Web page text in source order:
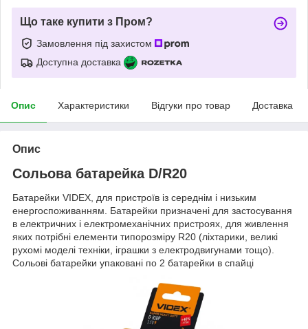
Що таке купити з Пром?
Замовлення під захистом
Доступна доставка
Опис Характеристики Відгуки про товар Доставка
Опис
Сольова батарейка D/R20
Батарейки VIDEX, для пристроїв із середнім і низьким
енергоспоживанням. Батарейки призначені для застосування
в електричних і електромеханічних пристроях, для живлення
яких потрібні елементи типорозміру R20 (ліхтарики, великі
рухомі моделі техніки, іграшки з електродвигунами тощо).
Сольові батарейки упаковані по 2 батарейки в спайці